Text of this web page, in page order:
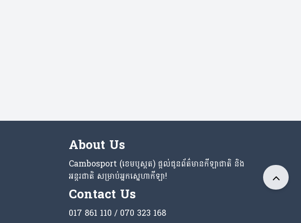
About Us
Cambosport (ខេមបូស្ពត) ផ្តល់ជូនព័ត៌មានកីឡាជាតិ និង
អន្តរជាតិ សម្រាប់អ្នកស្នេហាកីឡា!
Contact Us
017 861 110 / 070 323 168